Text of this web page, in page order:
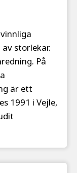
storlekar.
På
är ett
1991 i Vejle,